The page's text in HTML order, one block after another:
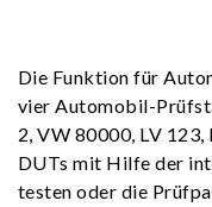
Die Funktion für
vier Automobil-
2, VW 80000, LV
DUTs mit Hilfe der
testen oder die